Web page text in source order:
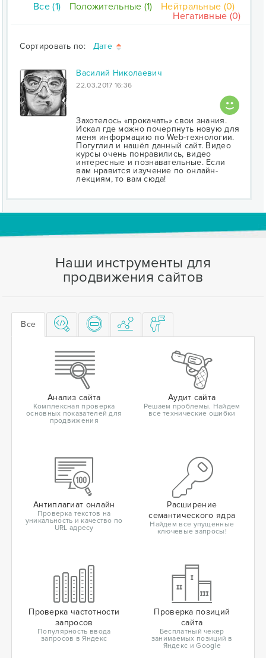
Все (1) Положительные (1)
Нейтральные (0)
Негативные (0)
Сортировать по: Дате
Василий Николаевич
22.03.2017 16:36
Захотелось «прокачать» свои знания.
Искал где можно почерпнуть новую для
меня информацию по Web-технологии.
Погуглил и нашёл данный сайт. Видео
курсы очень понравились, видео
интересные и познавательные. Если
вам нравится изучение по онлайн-
лекциям, то вам сюда!
Наши инструменты для
продвижения сайтов
Все
Анализ сайта
Комплексная проверка
основных показателей для
продвижения
Аудит сайта
Решаем проблемы. Найдем
все технические ошибки
Антиплагиат онлайн
Проверка текстов на
уникальность и качество по
URL адресу
Расширение
семантического ядра
Найдем все упущенные
ключевые запросы!
Проверка частотности
запросов
Популярность ввода
запросов в Яндекс
Проверка позиций
сайта
Бесплатный чекер
занимаемых позиций в
Яндекс и Google